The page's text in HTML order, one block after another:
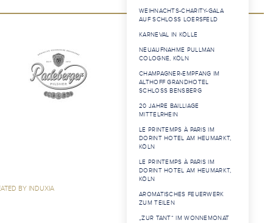
WEIHNACHTS-CHARITY-GALA
AUF SCHLOSS LOERSFELD
KARNEVAL IN KÖLLE
NEUAUFNAHME PULLMAN
COLOGNE, KÖLN
CHAMPAGNER-EMPFANG IM
ALTHOFF GRANDHOTEL
SCHLOSS BENSBERG
20 JAHRE BAILLIAGE
MITTELRHEIN
LE PRINTEMPS À PARIS IM
DORINT HOTEL AM HEUMARKT,
KÖLN
LE PRINTEMPS À PARIS IM
DORINT HOTEL AM HEUMARKT,
KÖLN
AROMATISCHES FEUERWERK
ZUM TEILEN
„ZUR TANT“ IM WONNEMONAT
BY INDUXIA